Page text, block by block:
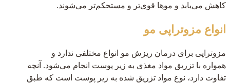
کاهش می‌یابد و موها قوی‌تر و مستحکم‌تر می‌شوند.
انواع مزوتراپی مو
مزوتراپی برای درمان ریزش مو انواع مختلفی ندارد و
همواره با تزریق مواد مغذی به زیر پوست انجام می‌شود. آنچه
تفاوت دارد، نوع مواد تزریق شده به زیر پوست است که طبق